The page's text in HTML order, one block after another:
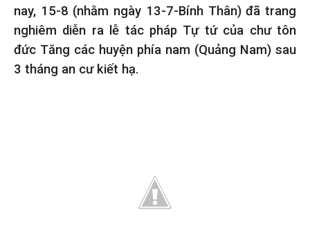
nay, 15-8 (nhằm ngày 13-7-Bính Thân) đã trang
nghiêm diễn ra lễ tác pháp Tự tứ của chư tôn
đức Tăng các huyện phía nam (Quảng Nam) sau
3 tháng an cư kiết hạ.